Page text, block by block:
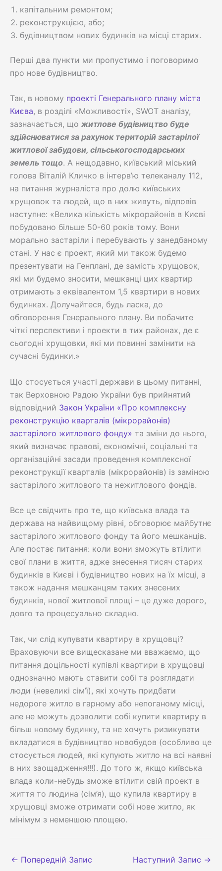
капітальним ремонтом;
реконструкцією, або;
будівництвом нових будинків на місці старих.
Перші два пункти ми пропустимо і поговоримо
про нове будівництво.
Так, в новому проекті Генерального плану міста
Києва, в розділі «Можливості», SWOT аналізу,
зазначається, що житлове будівництво буде
здійснюватися за рахунок територій застарілої
житлової забудови, сільськогосподарських
земель тощо. А нещодавно, київський міський
голова Віталій Кличко в інтерв’ю телеканалу 112,
на питання журналіста про долю київських
хрущовок та людей, що в них живуть, відповів
наступне: «Велика кількість мікрорайонів в Києві
побудовано більше 50-60 років тому. Вони
морально застаріли і перебувають у занедбаному
стані. У нас є проект, який ми також будемо
презентувати на Генплані, де замість хрущовок,
які ми будемо зносити, мешканці цих квартир
отримають з еквівалентом 1,5 квартири в нових
будинках. Долучайтеся, будь ласка, до
обговорення Генерального плану. Ви побачите
чіткі перспективи і проекти в тих районах, де є
сьогодні хрущовки, які ми повинні замінити на
сучасні будинки.»
Що стосується участі держави в цьому питанні,
так Верховною Радою України був прийнятий
відповідний Закон України «Про комплексну
реконструкцію кварталів (мікрорайонів)
застарілого житлового фонду» та зміни до нього,
який визначає правові, економічні, соціальні та
організаційні засади проведення комплексної
реконструкції кварталів (мікрорайонів) із заміною
застарілого житлового та нежитлового фондів.
Все це свідчить про те, що київська влада та
держава на найвищому рівні, обговорює майбутнє
застарілого житлового фонду та його мешканців.
Але постає питання: коли вони зможуть втілити
свої плани в життя, адже знесення тисяч старих
будинків в Києві і будівництво нових на їх місці, а
також надання мешканцям таких знесених
будинків, нової житлової площі – це дуже дорого,
довго та процесуально складно.
Так, чи слід купувати квартиру в хрущовці?
Враховуючи все вищесказане ми вважаємо, що
питання доцільності купівлі квартири в хрущовці
однозначно мають ставити собі та розглядати
люди (невеликі сім’ї), які хочуть придбати
недороге житло в гарному або непоганому місці,
але не можуть дозволити собі купити квартиру в
більш новому будинку, та не хочуть ризикувати
вкладатися в будівництво новобудов (особливо це
стосується людей, які купують житло на всі наявні
в них заощадження!!!). До того ж, якщо київська
влада коли-небудь зможе втілити свій проект в
життя то людина (сім’я), що купила квартиру в
хрущовці зможе отримати собі нове житло, як
мінімум з неменшою площею.
← Попередній Запис Наступний Запис →